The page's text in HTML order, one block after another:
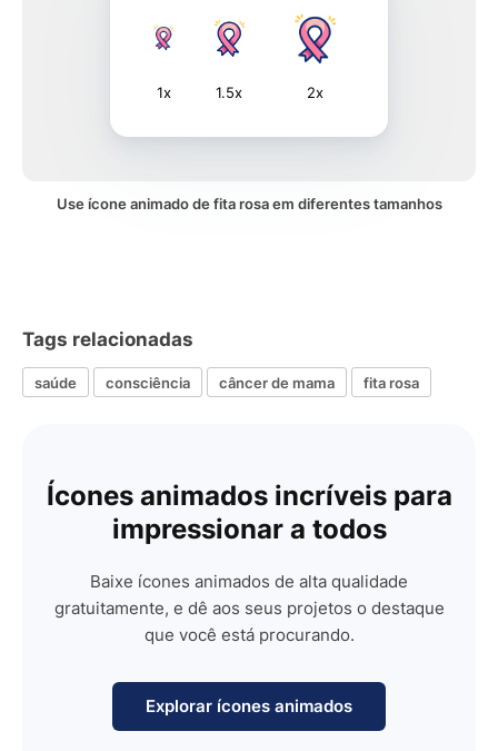
1x 1.5x 2x
Use ícone animado de fita rosa em diferentes tamanhos
Tags relacionadas
saúde consciência câncer de mama fita rosa
Ícones animados incríveis para
impressionar a todos
Baixe ícones animados de alta qualidade
gratuitamente, e dê aos seus projetos o destaque
que você está procurando.
Explorar ícones animados